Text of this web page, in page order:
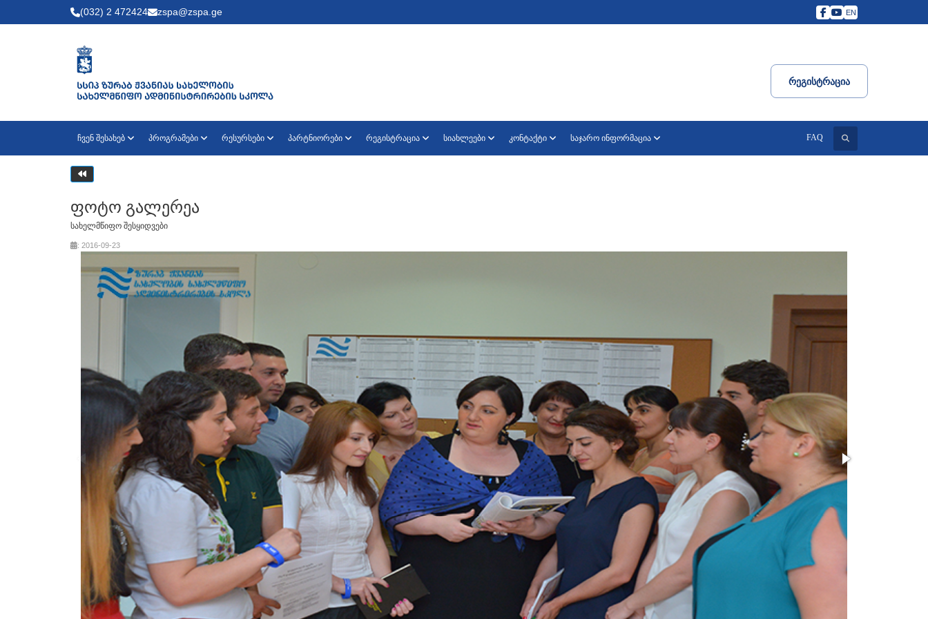
(032) 2 472424 zspa@zspa.ge EN
Რეგისტრაცია
ჩვენ შესახებ პროგრამები რესურსები პარტნიორები რეგისტრაცია სიახლეები კონტაქტი საჯარო ინფორმაცია FAQ
ძიება
ფოტო გალერეა
სახელმწიფო შესყიდვები
: 2016-09-23